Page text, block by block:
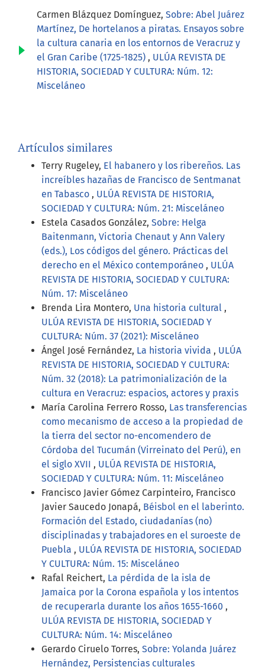
Carmen Blázquez Domínguez, Sobre: Abel Juárez
Martínez, De hortelanos a piratas. Ensayos sobre
la cultura canaria en los entornos de Veracruz y
el Gran Caribe (1725-1825) , ULÚA REVISTA DE
HISTORIA, SOCIEDAD Y CULTURA: Núm. 12:
Misceláneo
Artículos similares
Terry Rugeley, El habanero y los ribereños. Las
increíbles hazañas de Francisco de Sentmanat
en Tabasco , ULÚA REVISTA DE HISTORIA,
SOCIEDAD Y CULTURA: Núm. 21: Misceláneo
Estela Casados González, Sobre: Helga
Baitenmann, Victoria Chenaut y Ann Valery
(eds.), Los códigos del género. Prácticas del
derecho en el México contemporáneo , ULÚA
REVISTA DE HISTORIA, SOCIEDAD Y CULTURA:
Núm. 17: Misceláneo
Brenda Lira Montero, Una historia cultural ,
ULÚA REVISTA DE HISTORIA, SOCIEDAD Y
CULTURA: Núm. 37 (2021): Misceláneo
Ángel José Fernández, La historia vivida , ULÚA
REVISTA DE HISTORIA, SOCIEDAD Y CULTURA:
Núm. 32 (2018): La patrimonialización de la
cultura en Veracruz: espacios, actores y praxis
María Carolina Ferrero Rosso, Las transferencias
como mecanismo de acceso a la propiedad de
la tierra del sector no-encomendero de
Córdoba del Tucumán (Virreinato del Perú), en
el siglo XVII , ULÚA REVISTA DE HISTORIA,
SOCIEDAD Y CULTURA: Núm. 11: Misceláneo
Francisco Javier Gómez Carpinteiro, Francisco
Javier Saucedo Jonapá, Béisbol en el laberinto.
Formación del Estado, ciudadanías (no)
disciplinadas y trabajadores en el suroeste de
Puebla , ULÚA REVISTA DE HISTORIA, SOCIEDAD
Y CULTURA: Núm. 15: Misceláneo
Rafal Reichert, La pérdida de la isla de
Jamaica por la Corona española y los intentos
de recuperarla durante los años 1655-1660 ,
ULÚA REVISTA DE HISTORIA, SOCIEDAD Y
CULTURA: Núm. 14: Misceláneo
Gerardo Ciruelo Torres, Sobre: Yolanda Juárez
Hernández, Persistencias culturales